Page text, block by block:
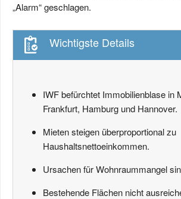
„Alarm“ geschlagen.
Wichtigste Details
IWF befürchtet Immobilienblase in
Frankfurt, Hamburg und Hannover.
Mieten steigen überproportional zu
Haushaltsnettoeinkommen.
Ursachen für Wohnraummangel
Bestehende Flächen nicht